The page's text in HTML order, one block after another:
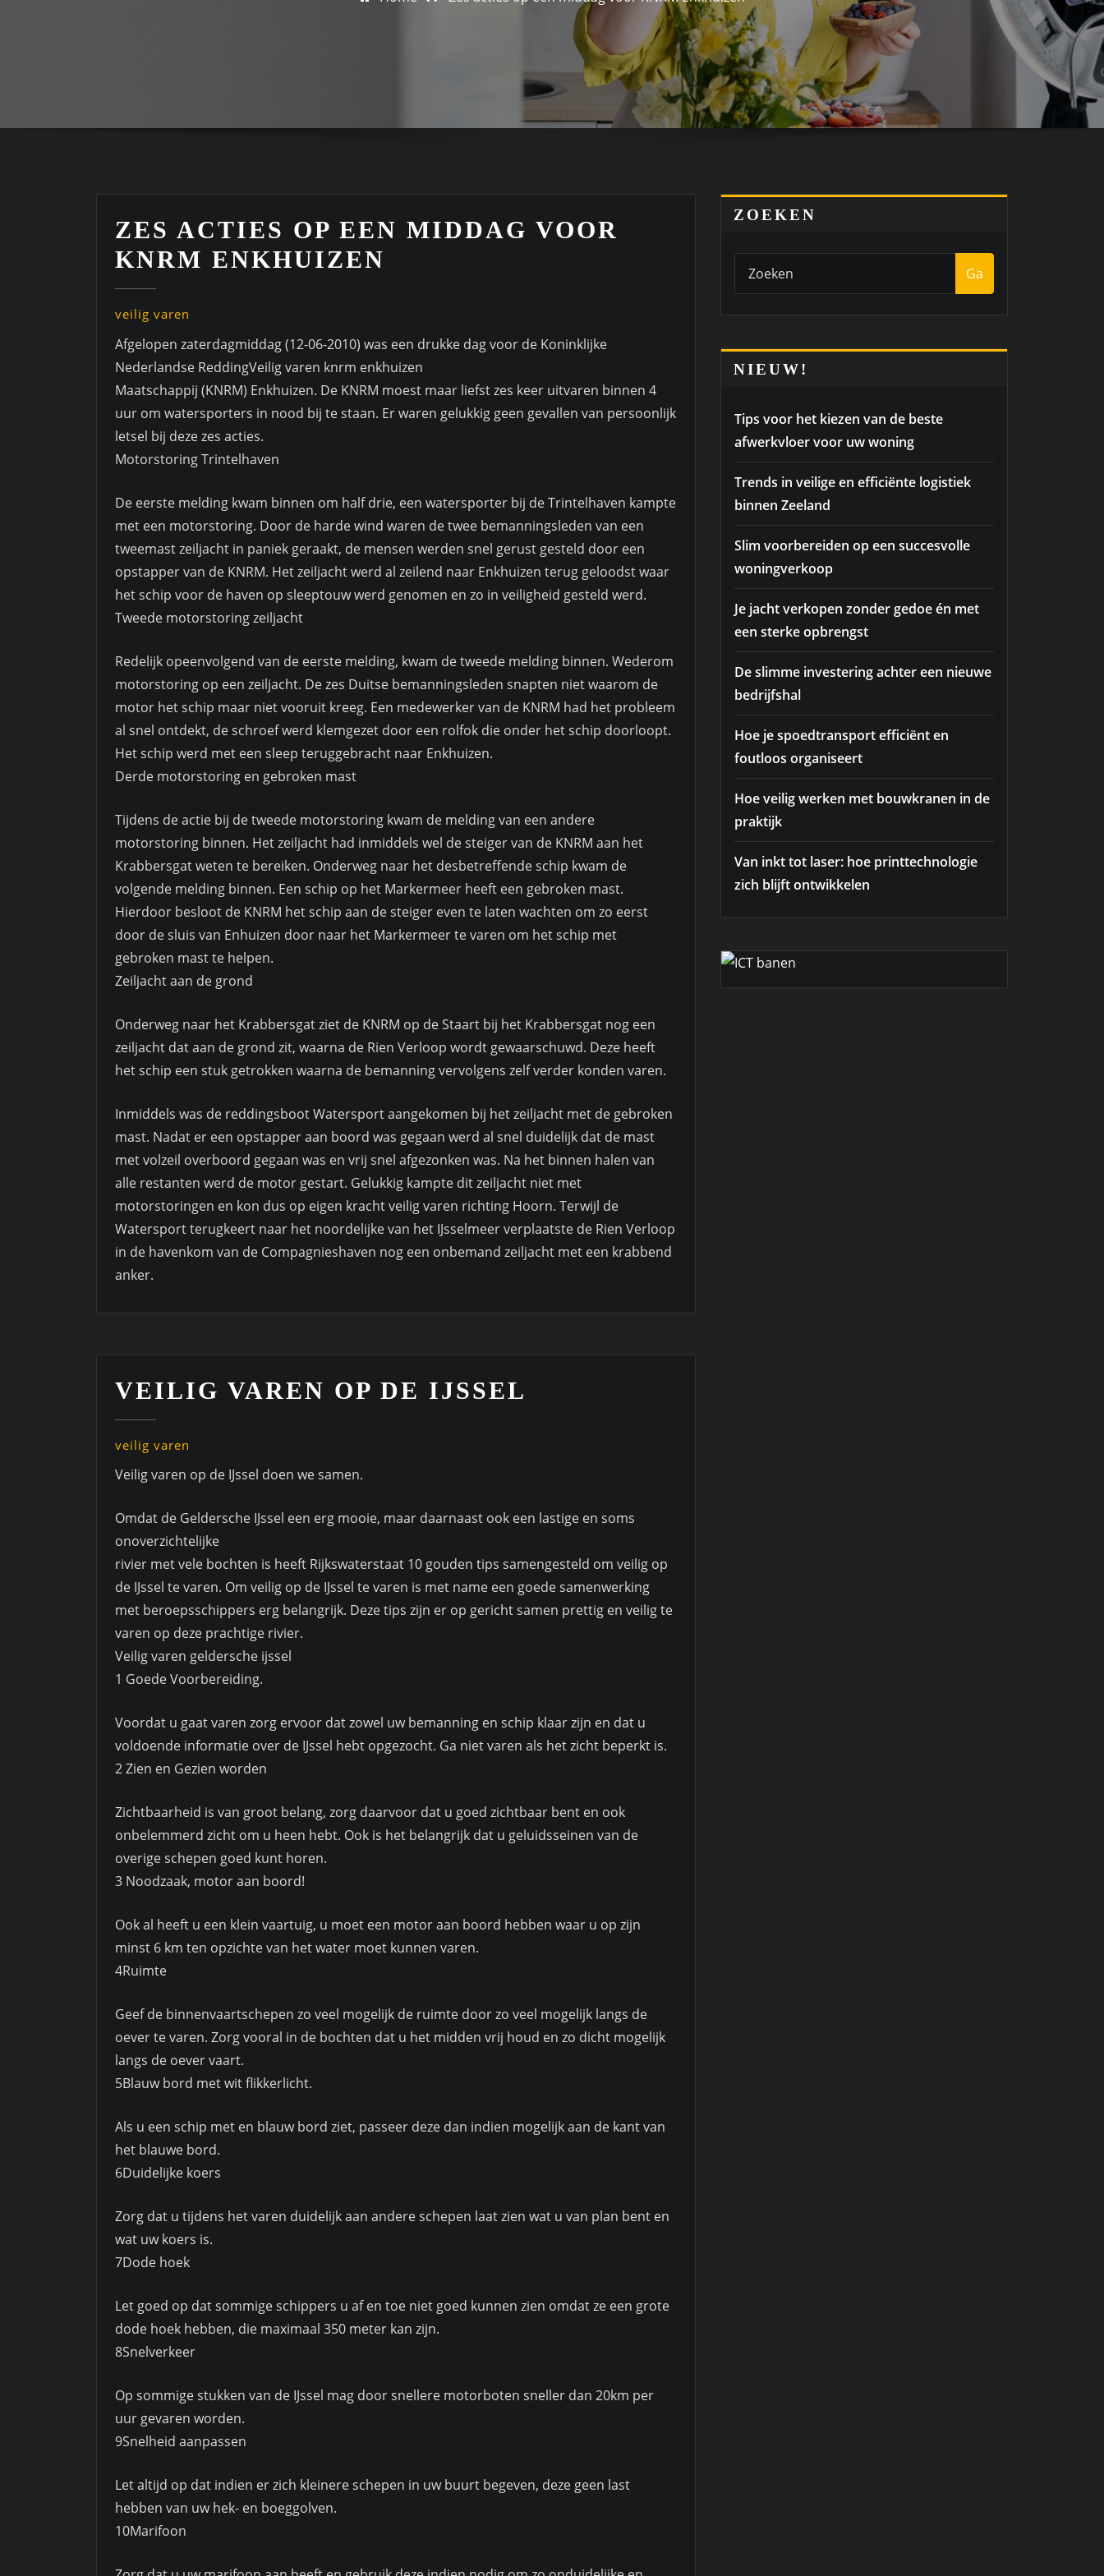
ZES ACTIES OP EEN MIDDAG VOOR
KNRM ENKHUIZEN
veilig varen
Afgelopen zaterdagmiddag (12-06-2010) was een drukke dag voor de Koninklijke
Nederlandse ReddingVeilig varen knrm enkhuizen
Maatschappij (KNRM) Enkhuizen. De KNRM moest maar liefst zes keer uitvaren binnen 4
uur om watersporters in nood bij te staan. Er waren gelukkig geen gevallen van persoonlijk
letsel bij deze zes acties.
Motorstoring Trintelhaven
De eerste melding kwam binnen om half drie, een watersporter bij de Trintelhaven kampte
met een motorstoring. Door de harde wind waren de twee bemanningsleden van een
tweemast zeiljacht in paniek geraakt, de mensen werden snel gerust gesteld door een
opstapper van de KNRM. Het zeiljacht werd al zeilend naar Enkhuizen terug geloodst waar
het schip voor de haven op sleeptouw werd genomen en zo in veiligheid gesteld werd.
Tweede motorstoring zeiljacht
Redelijk opeenvolgend van de eerste melding, kwam de tweede melding binnen. Wederom
motorstoring op een zeiljacht. De zes Duitse bemanningsleden snapten niet waarom de
motor het schip maar niet vooruit kreeg. Een medewerker van de KNRM had het probleem
al snel ontdekt, de schroef werd klemgezet door een rolfok die onder het schip doorloopt.
Het schip werd met een sleep teruggebracht naar Enkhuizen.
Derde motorstoring en gebroken mast
Tijdens de actie bij de tweede motorstoring kwam de melding van een andere
motorstoring binnen. Het zeiljacht had inmiddels wel de steiger van de KNRM aan het
Krabbersgat weten te bereiken. Onderweg naar het desbetreffende schip kwam de
volgende melding binnen. Een schip op het Markermeer heeft een gebroken mast.
Hierdoor besloot de KNRM het schip aan de steiger even te laten wachten om zo eerst
door de sluis van Enhuizen door naar het Markermeer te varen om het schip met
gebroken mast te helpen.
Zeiljacht aan de grond
Onderweg naar het Krabbersgat ziet de KNRM op de Staart bij het Krabbersgat nog een
zeiljacht dat aan de grond zit, waarna de Rien Verloop wordt gewaarschuwd. Deze heeft
het schip een stuk getrokken waarna de bemanning vervolgens zelf verder konden varen.
Inmiddels was de reddingsboot Watersport aangekomen bij het zeiljacht met de gebroken
mast. Nadat er een opstapper aan boord was gegaan werd al snel duidelijk dat de mast
met volzeil overboord gegaan was en vrij snel afgezonken was. Na het binnen halen van
alle restanten werd de motor gestart. Gelukkig kampte dit zeiljacht niet met
motorstoringen en kon dus op eigen kracht veilig varen richting Hoorn. Terwijl de
Watersport terugkeert naar het noordelijke van het IJsselmeer verplaatste de Rien Verloop
in de havenkom van de Compagnieshaven nog een onbemand zeiljacht met een krabbend
anker.
VEILIG VAREN OP DE IJSSEL
veilig varen
Veilig varen op de IJssel doen we samen.
Omdat de Geldersche IJssel een erg mooie, maar daarnaast ook een lastige en soms
onoverzichtelijke
rivier met vele bochten is heeft Rijkswaterstaat 10 gouden tips samengesteld om veilig op
de IJssel te varen. Om veilig op de IJssel te varen is met name een goede samenwerking
met beroepsschippers erg belangrijk. Deze tips zijn er op gericht samen prettig en veilig te
varen op deze prachtige rivier.
Veilig varen geldersche ijssel
1 Goede Voorbereiding.
Voordat u gaat varen zorg ervoor dat zowel uw bemanning en schip klaar zijn en dat u
voldoende informatie over de IJssel hebt opgezocht. Ga niet varen als het zicht beperkt is.
2 Zien en Gezien worden
Zichtbaarheid is van groot belang, zorg daarvoor dat u goed zichtbaar bent en ook
onbelemmerd zicht om u heen hebt. Ook is het belangrijk dat u geluidsseinen van de
overige schepen goed kunt horen.
3 Noodzaak, motor aan boord!
Ook al heeft u een klein vaartuig, u moet een motor aan boord hebben waar u op zijn
minst 6 km ten opzichte van het water moet kunnen varen.
4Ruimte
Geef de binnenvaartschepen zo veel mogelijk de ruimte door zo veel mogelijk langs de
oever te varen. Zorg vooral in de bochten dat u het midden vrij houd en zo dicht mogelijk
langs de oever vaart.
5Blauw bord met wit flikkerlicht.
Als u een schip met en blauw bord ziet, passeer deze dan indien mogelijk aan de kant van
het blauwe bord.
6Duidelijke koers
Zorg dat u tijdens het varen duidelijk aan andere schepen laat zien wat u van plan bent en
wat uw koers is.
7Dode hoek
Let goed op dat sommige schippers u af en toe niet goed kunnen zien omdat ze een grote
dode hoek hebben, die maximaal 350 meter kan zijn.
8Snelverkeer
Op sommige stukken van de IJssel mag door snellere motorboten sneller dan 20km per
uur gevaren worden.
9Snelheid aanpassen
Let altijd op dat indien er zich kleinere schepen in uw buurt begeven, deze geen last
hebben van uw hek- en boeggolven.
10Marifoon
ZOEKEN
Ga
NIEUW!
Tips voor het kiezen van de beste
afwerkvloer voor uw woning
Trends in veilige en efficiënte logistiek
binnen Zeeland
Slim voorbereiden op een succesvolle
woningverkoop
Je jacht verkopen zonder gedoe én met
een sterke opbrengst
De slimme investering achter een nieuwe
bedrijfshal
Hoe je spoedtransport efficiënt en
foutloos organiseert
Hoe veilig werken met bouwkranen in de
praktijk
Van inkt tot laser: hoe printtechnologie
zich blijft ontwikkelen